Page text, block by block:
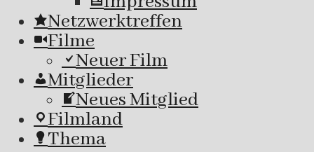
Netzwerktreffen
Filme
Neuer Film
Mitglieder
Neues Mitglied
Filmland
Thema